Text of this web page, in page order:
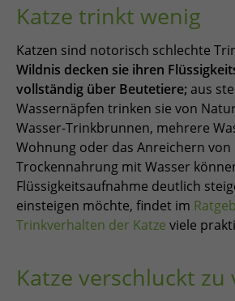
Katze trinkt wenig
Katzen sind notorisch schlechte
Wildnis decken sie ihren
vollständig über Beutetiere;aus
Wassernäpfen trinken sie von
Wasser-Trinkbrunnen, mehrere
Wohnung oder das Anreichern von
Trockennahrung mit Wasser
Flüssigkeitsaufnahme deutlich
einsteigen möchte, findet im
Trinkverhalten der Katze viele
Katze verschluckt zu